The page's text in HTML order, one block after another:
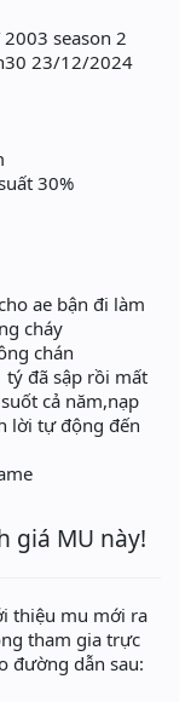
season 2
23/12/2024
30%
ae bận đi làm
cháy
chán
tý đã sập rồi mất
cả năm,nạp
lời tự động đến
giá MU này!
thiệu mu mới ra
tham gia trực
đường dẫn sau: